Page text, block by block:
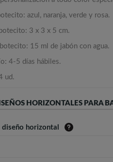
azul, naranja, verde y rosa.
3 x 3 x 5 cm.
15 ml de jabón con agua.
4-5 días hábiles.
ud.
HORIZONTALES PARA
diseño horizontal